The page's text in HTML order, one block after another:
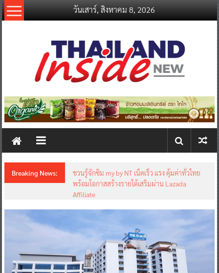
Skip
to
วันเสาร์, สิงหาคม 8, 2026
thailandinsidenew.com
Thailand
New
Breaking News:
ชวนรู้จักซิม my by NT เน็ตเร็ว แรง คุ้มค่าทั่วไทย
พร้อมโอกาสสร้างรายได้เสริมผ่าน Lazada
Affiliate